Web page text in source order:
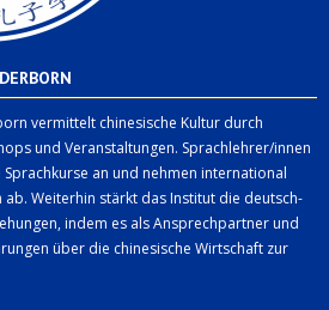
vermittelt chinesische Kultur durch
und Veranstaltungen. Sprachlehrer/innen
an und nehmen international
Weiterhin stärkt das Institut die deutsch-
indem es als Ansprechpartner und
über die chinesische Wirtschaft zur